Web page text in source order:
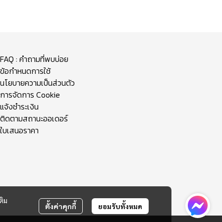
ม
ตั้งค่าคุกกี้ ยอมรับทั้งหมด
FAQ : คำถามที่พบบ่อย
ข้อกำหนดการใช้
นโยบายความเป็นส่วนตัว
การจัดการ Cookie
แจ้งชำระเงิน
ติดตามสถานะออเดอร์
ใบเสนอราคา